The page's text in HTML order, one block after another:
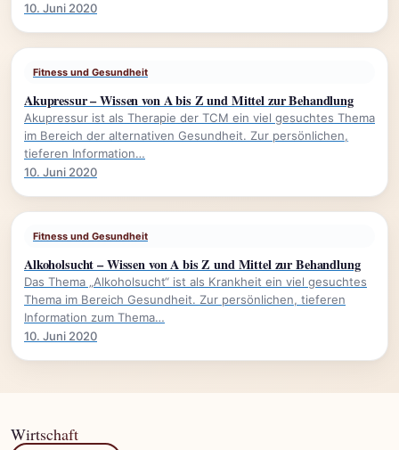
10. Juni 2020
Fitness und Gesundheit
Akupressur – Wissen von A bis Z und Mittel zur Behandlung
Akupressur ist als Therapie der TCM ein viel gesuchtes Thema
im Bereich der alternativen Gesundheit. Zur persönlichen,
tieferen Information…
10. Juni 2020
Fitness und Gesundheit
Alkoholsucht – Wissen von A bis Z und Mittel zur Behandlung
Das Thema „Alkoholsucht“ ist als Krankheit ein viel gesuchtes
Thema im Bereich Gesundheit. Zur persönlichen, tieferen
Information zum Thema…
10. Juni 2020
Wirtschaft